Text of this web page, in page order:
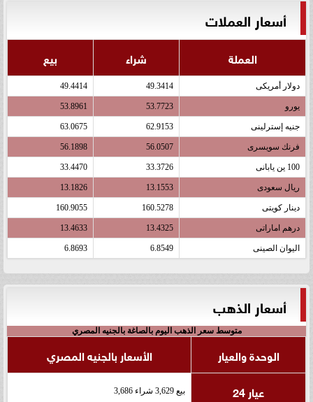
أسعار العملات
العملة شراء بيع
دولار أمريكى 49.3414
49.4414
يورو 53.7723
53.8961
جنيه إسترلينى 62.9153
63.0675
فرنك سويسرى 56.0507
56.1898
100 ين يابانى 33.3726
33.4470
ريال سعودى 13.1553
13.1826
دينار كويتى 160.5278
160.9055
درهم اماراتى 13.4325
13.4633
اليوان الصينى 6.8549
6.8693
أسعار الذهب
متوسط سعر الذهب اليوم بالصاغة بالجنيه المصري
الوحدة والعيار
الأسعار بالجنيه المصري
عيار 24
بيع 3,629 شراء 3,686